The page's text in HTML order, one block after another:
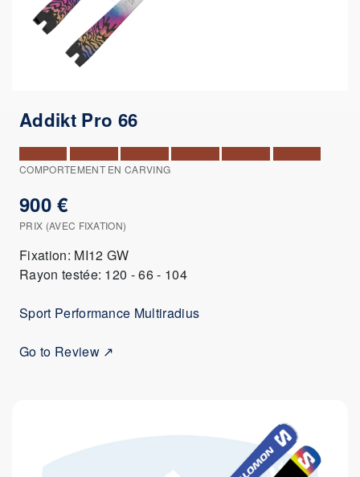
Addikt Pro 66
COMPORTEMENT EN CARVING
900 €
PRIX (AVEC FIXATION)
Fixation: MI12 GW
Rayon testée: 120 - 66 - 104
Sport Performance Multiradius
Go to Review ↗